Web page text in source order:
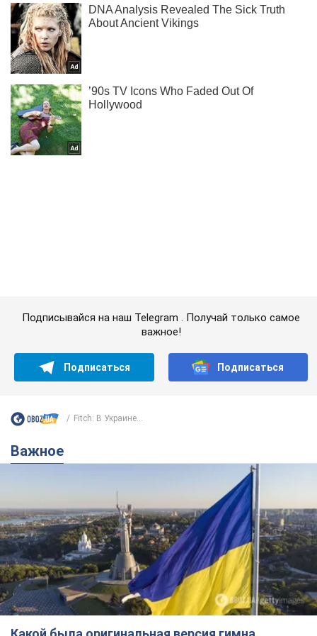
Важное
Какой была оригинальная версия гимна
Украины и почему ее боялась Российская
империя: об этом не рассказывают в школе
Государственным символом являются только первый куплет
и припев песни
3 години тому 13,9 т.
Александру Пономареву – 53: что